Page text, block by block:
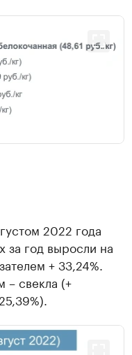
2022 года
за год выросли на
+ 33,24%.
– свекла (+